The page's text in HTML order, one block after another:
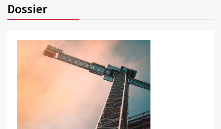
Dossier